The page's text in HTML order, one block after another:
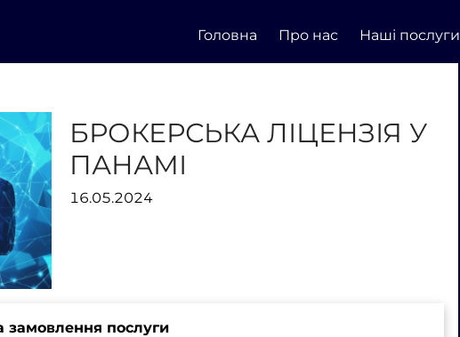
Головна Про нас Наші послуги
БРОКЕРСЬКА ЛІЦЕНЗІЯ У
ПАНАМІ
16.05.2024
замовлення послуги